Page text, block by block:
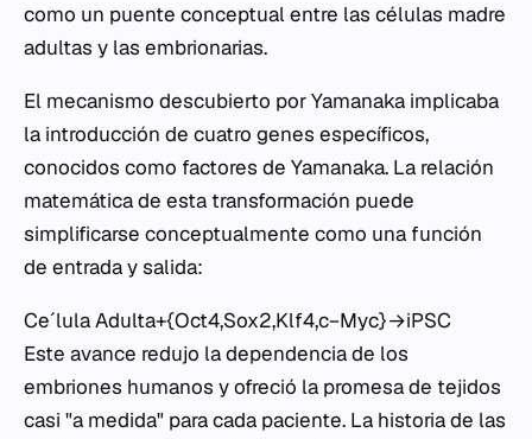
como un puente conceptual entre las células madre
adultas y las embrionarias.
El mecanismo descubierto por Yamanaka implicaba
la introducción de cuatro genes específicos,
conocidos como factores de Yamanaka. La relación
matemática de esta transformación puede
simplificarse conceptualmente como una función
de entrada y salida:
Ceˊlula Adulta+{Oct4,Sox2,Klf4,c−Myc}→iPSC
Este avance redujo la dependencia de los
embriones humanos y ofreció la promesa de tejidos
casi "a medida" para cada paciente. La historia de las